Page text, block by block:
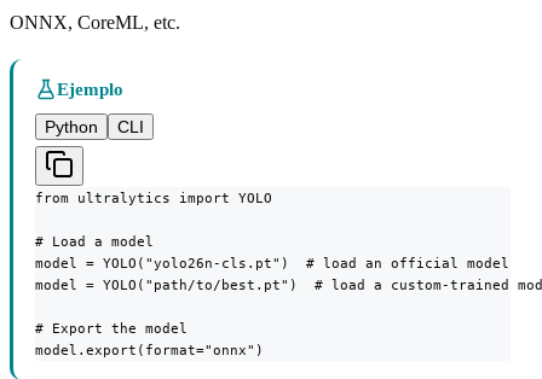
ONNX, CoreML, etc.
Ejemplo
Python
CLI
from ultralytics import YOLO
# Load a model
model = YOLO("yolo26n-cls.pt")  # load an official model
model = YOLO("path/to/best.pt")  # load a custom-trained
# Export the model
model.export(format="onnx")